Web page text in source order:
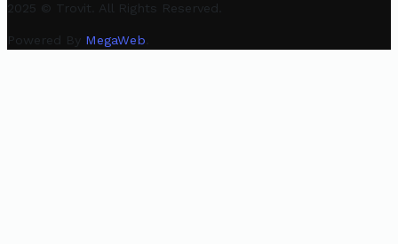
2025 © Trovit. All Rights Reserved.
Powered By MegaWeb